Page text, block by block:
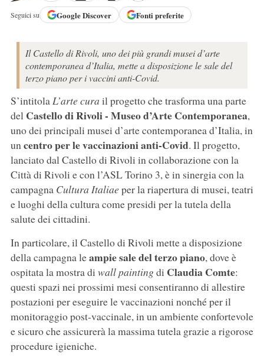
Seguici su GoogleDiscover Fonti preferite
Il Castello di Rivoli, uno dei più grandi musei d’arte
contemporanea d’Italia, mette a disposizione le sale del
terzo piano per i vaccini anti-Covid.
S’intitolaL’arte cura il progetto che trasforma una parte
del Castello di Rivoli - Museo d’Arte Contemporanea,
uno dei principali musei d’arte contemporanea d’Italia, in
uncentro per le vaccinazioni anti-Covid. Il progetto,
lanciato dal Castello di Rivoli in collaborazione con la
Città di Rivoli e con l’ASL Torino 3, è in sinergia con la
campagna Cultura Italiaeper la riapertura di musei, teatri
e luoghi della cultura come presidi per la tutela della
salute dei cittadini.
In particolare, il Castello di Rivoli mette a disposizione
della campagna leampie sale del terzo piano, dove è
ospitata la mostra di wall paintingdi Claudia Comte:
questi spazi nei prossimi mesi consentiranno di allestire
postazioni per eseguire le vaccinazioni nonché per il
monitoraggio post-vaccinale, in un ambiente confortevole
e sicuro che assicurerà la massima tutela grazie a rigorose
procedure igieniche.